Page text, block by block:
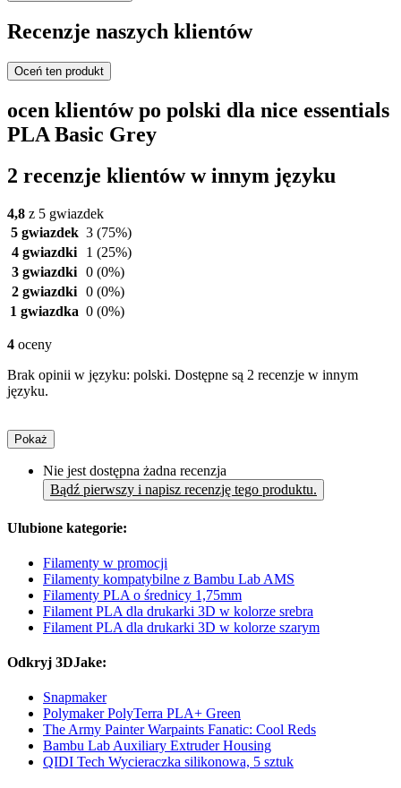
Recenzje naszych klientów
Oceń ten produkt
ocen klientów po polski dla nice essentials
PLA Basic Grey
2 recenzje klientów w innym języku
4,8 z 5 gwiazdek
5 gwiazdek 3 (75%)
4 gwiazdki
1 (25%)
3 gwiazdki 0 (0%)
2 gwiazdki 0 (0%)
1 gwiazdka 0 (0%)
4 oceny
Brak opinii w języku: polski. Dostępne są 2 recenzje w innym
języku.
Pokaż
Nie jest dostępna żadna recenzja
Bądź pierwszy i napisz recenzję tego produktu.
Ulubione kategorie:
Filamenty w promocji
Filamenty kompatybilne z Bambu Lab AMS
Filamenty PLA o średnicy 1,75mm
Filament PLA dla drukarki 3D w kolorze srebra
Filament PLA dla drukarki 3D w kolorze szarym
Odkryj 3DJake:
Snapmaker
Polymaker PolyTerra PLA+ Green
The Army Painter Warpaints Fanatic: Cool Reds
Bambu Lab Auxiliary Extruder Housing
QIDI Tech Wycieraczka silikonowa, 5 sztuk